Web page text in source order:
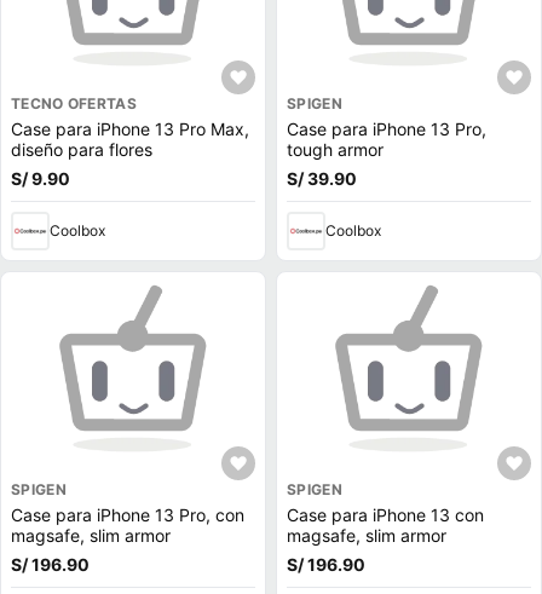
TECNO OFERTAS
Case para iPhone 13 Pro Max,
diseño para flores
S/ 9.90
Coolbox
SPIGEN
Case para iPhone 13 Pro,
tough armor
S/ 39.90
Coolbox
SPIGEN
Case para iPhone 13 Pro, con
magsafe, slim armor
S/ 196.90
SPIGEN
Case para iPhone 13 con
magsafe, slim armor
S/ 196.90